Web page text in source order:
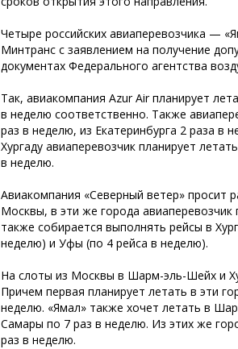
Четыре российских авиаперевозчика —
Минтранс с заявлением на получение
документах Федерального агентства
Так, авиакомпания Azur Air планирует
в неделю соответственно. Также
раз в неделю, из Екатеринбурга 2 раза в
Хургаду авиаперевозчик планирует
в неделю.
Авиакомпания «Северный ветер» просит
Москвы, в эти же города авиаперевозчик
также собирается выполнять рейсы в
неделю) и Уфы (по 4 рейса в неделю).
На слоты из Москвы в Шарм-эль-Шейх и
Причем первая планирует летать в эти
неделю. «Ямал» также хочет летать в
Самары по 7 раз в неделю. Из этих же
раз в неделю.